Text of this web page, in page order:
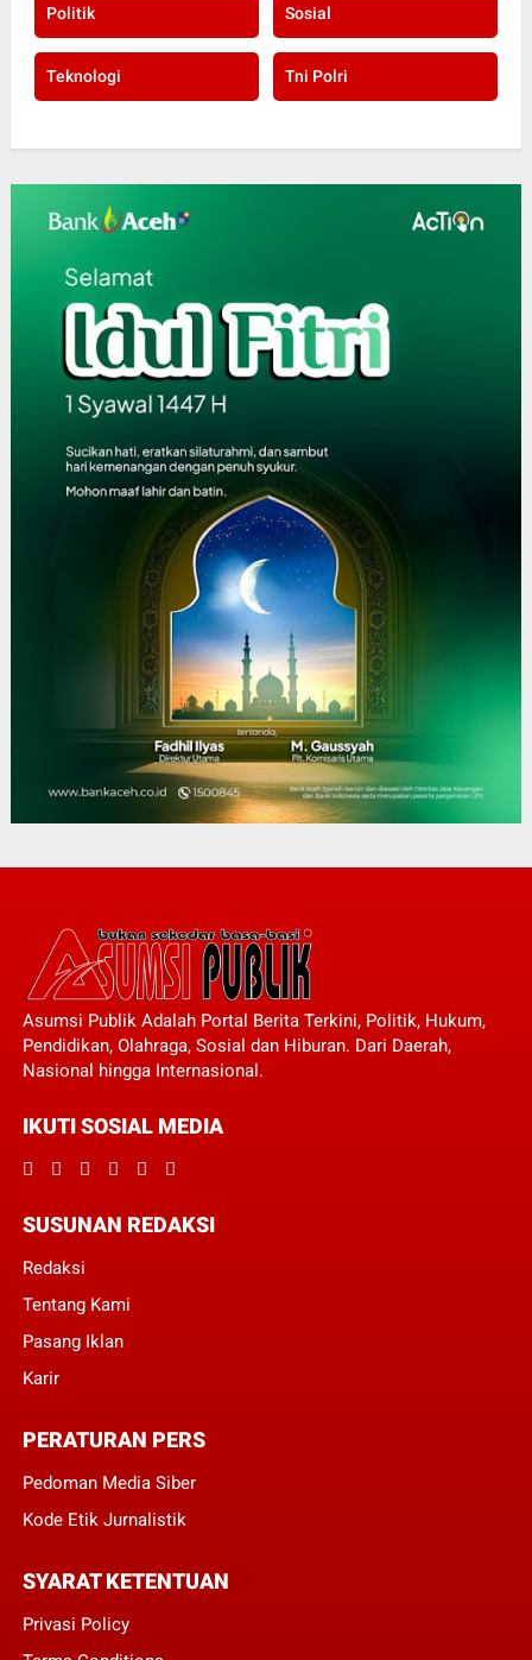
Politik Sosial
Teknologi Tni Polri
Asumsi Publik Adalah Portal Berita Terkini, Politik, Hukum,
Pendidikan, Olahraga, Sosial dan Hiburan. Dari Daerah,
Nasional hingga Internasional.
IKUTI SOSIAL MEDIA
SUSUNAN REDAKSI
Redaksi
Tentang Kami
Pasang Iklan
Karir
PERATURAN PERS
Pedoman Media Siber
Kode Etik Jurnalistik
SYARAT KETENTUAN
Privasi Policy